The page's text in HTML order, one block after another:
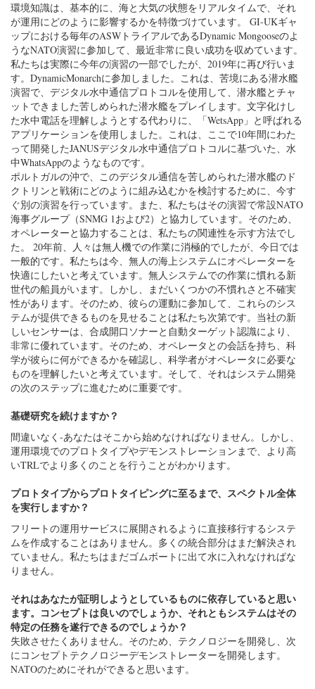
環境知識は、基本的に、海と大気の状態をリアルタイムで、それ
が運用にどのように影響するかを特徴づけています。 GI-UKギャ
ップにおける毎年のASWトライアルであるDynamic Mongooseのよ
うなNATO演習に参加して、最近非常に良い成功を収めています。
私たちは実際に今年の演習の一部でしたが、2019年に再び行いま
す。DynamicMonarchに参加しました。これは、苦境にある潜水艦
演習で、デジタル水中通信プロトコルを使用して、潜水艦とチャ
ットできました苦しめられた潜水艦をプレイします。文字化けし
た水中電話を理解しようとする代わりに、「WetsApp」と呼ばれる
アプリケーションを使用しました。これは、ここで10年間にわた
って開発したJANUSデジタル水中通信プロトコルに基づいた、水
中WhatsAppのようなものです。
ポルトガルの沖で、このデジタル通信を苦しめられた潜水艦のド
クトリンと戦術にどのように組み込むかを検討するために、今す
ぐ別の演習を行っています。また、私たちはその演習で常設NATO
海事グループ（SNMG 1および2）と協力しています。そのため、
オペレーターと協力することは、私たちの関連性を示す方法でし
た。 20年前、人々は無人機での作業に消極的でしたが、今日では
一般的です。私たちは今、無人の海上システムにオペレーターを
快適にしたいと考えています。無人システムでの作業に慣れる新
世代の船員がいます。しかし、まだいくつかの不慣れさと不確実
性があります。そのため、彼らの運動に参加して、これらのシス
テムが提供できるものを見せることは私たち次第です。当社の新
しいセンサーは、合成開口ソナーと自動ターゲット認識により、
非常に優れています。そのため、オペレータとの会話を持ち、科
学が彼らに何ができるかを確認し、科学者がオペレータに必要な
ものを理解したいと考えています。そして、それはシステム開発
の次のステップに進むために重要です。
基礎研究を続けますか？
間違いなく-あなたはそこから始めなければなりません。しかし、
運用環境でのプロトタイプやデモンストレーションまで、より高
いTRLでより多くのことを行うことがわかります。
プロトタイプからプロトタイピングに至るまで、スペクトル全体
を実行しますか？
フリートの運用サービスに展開されるように直接移行するシステ
ムを作成することはありません。多くの統合部分はまだ解決され
ていません。私たちはまだゴムボートに出て水に入れなければな
りません。
それはあなたが証明しようとしているものに依存していると思い
ます。コンセプトは良いのでしょうか、それともシステムはその
特定の任務を遂行できるのでしょうか？
失敗させたくありません。そのため、テクノロジーを開発し、次
にコンセプトテクノロジーデモンストレーターを開発します。
NATOのためにそれができると思います。